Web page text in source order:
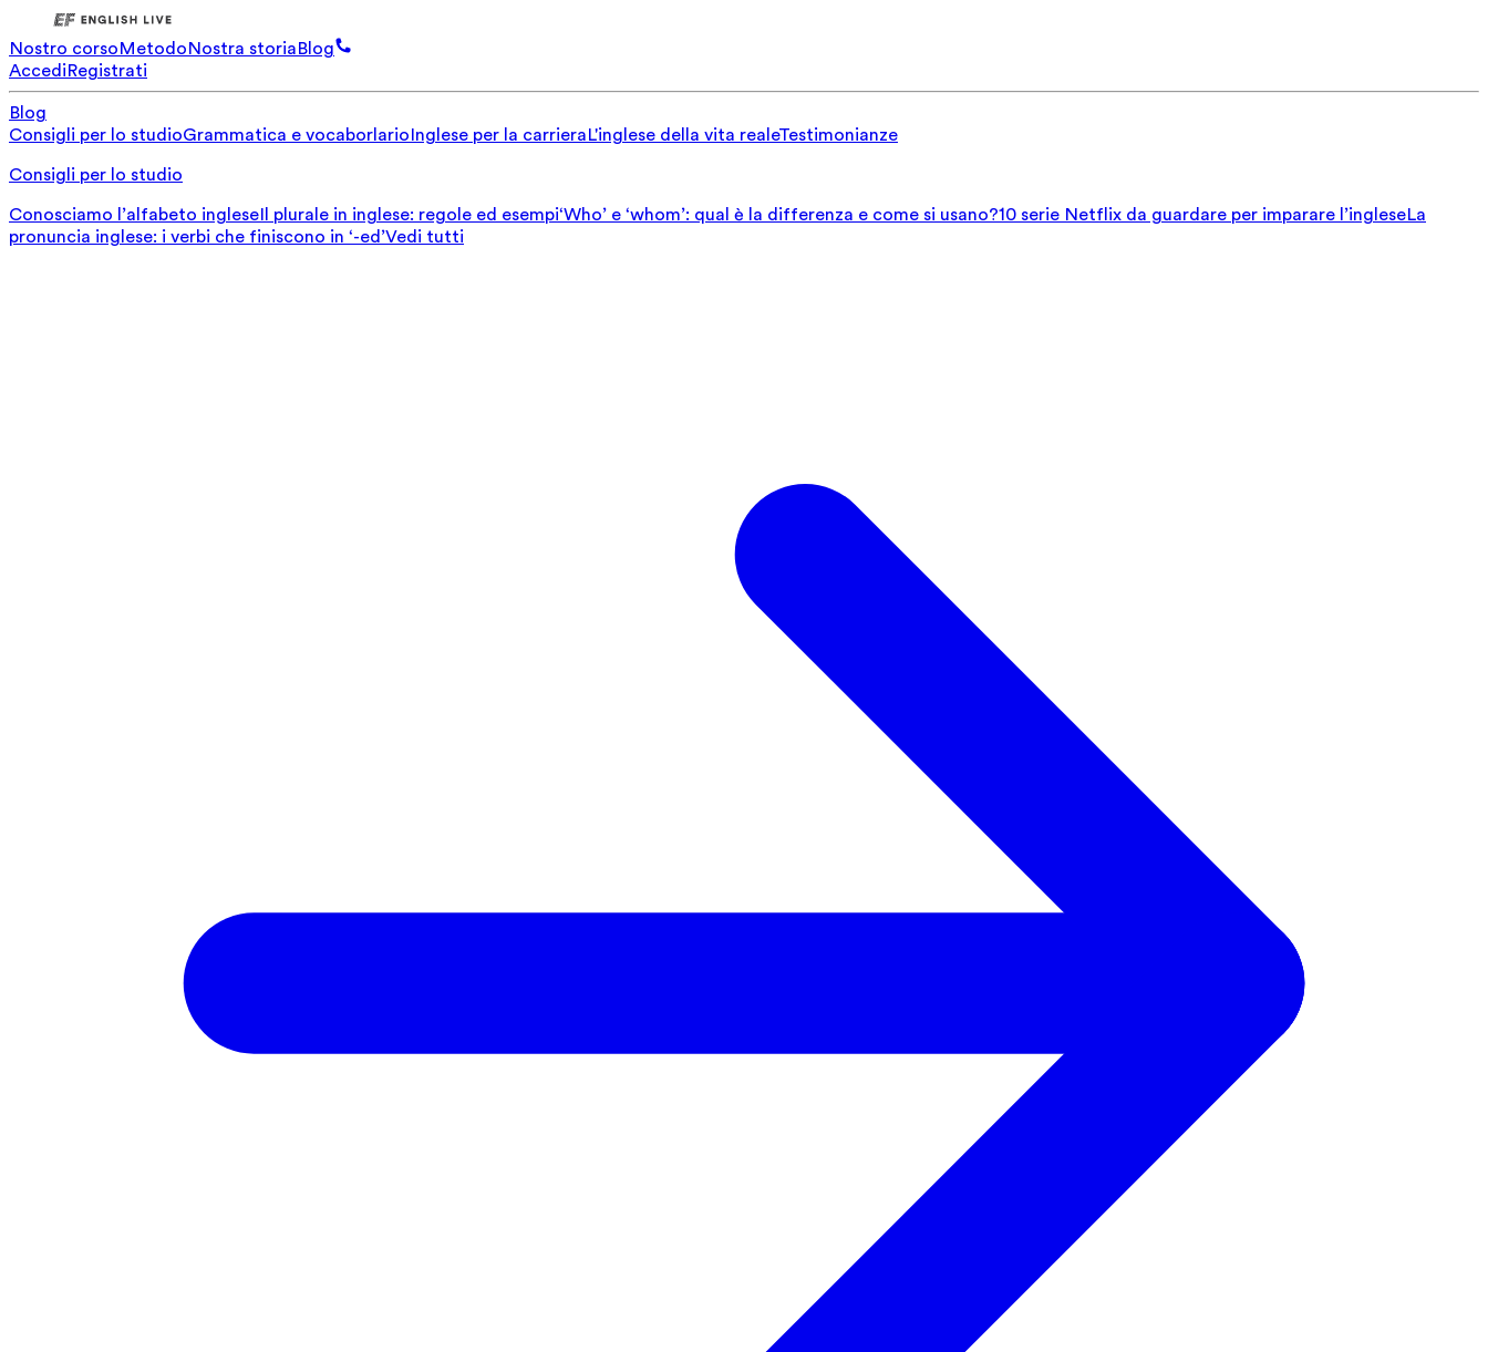
Nostro corsoMetodoNostra storiaBlog
AccediRegistrati
Blog
Consigli per lo studioGrammatica e vocaborlarioInglese per la carrieraL'inglese della vita realeTestimonianze
Consigli per lo studio
Conosciamo l’alfabeto ingleseIl plurale in inglese: regole ed esempi‘Who’ e ‘whom’: qual è la differenza e come si usano?10 serie Netflix da guardare per imparare l’ingleseLa
pronuncia inglese: i verbi che finiscono in ‘-ed’Vedi tutti